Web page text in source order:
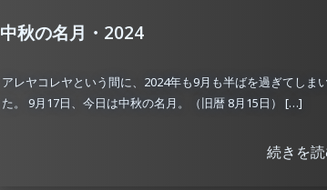
中秋の名月・2024
アレヤコレヤという間に、2024年も9月も半ばを過ぎてしま
た。 9月17日、今日は中秋の名月。（旧暦 8月15日） […]
続きを